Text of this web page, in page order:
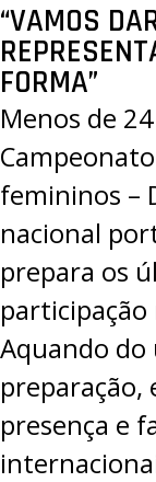
“VAMOS
FORMA”
Menos de
femininos –
nacional
prepara os
participação
Aquando
preparação,
presença e